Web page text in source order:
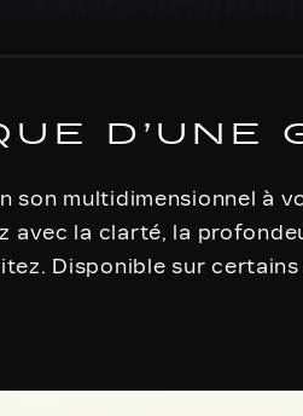
D’UNE
son multidimensionnel à
avec la clarté, la
Disponible sur certains